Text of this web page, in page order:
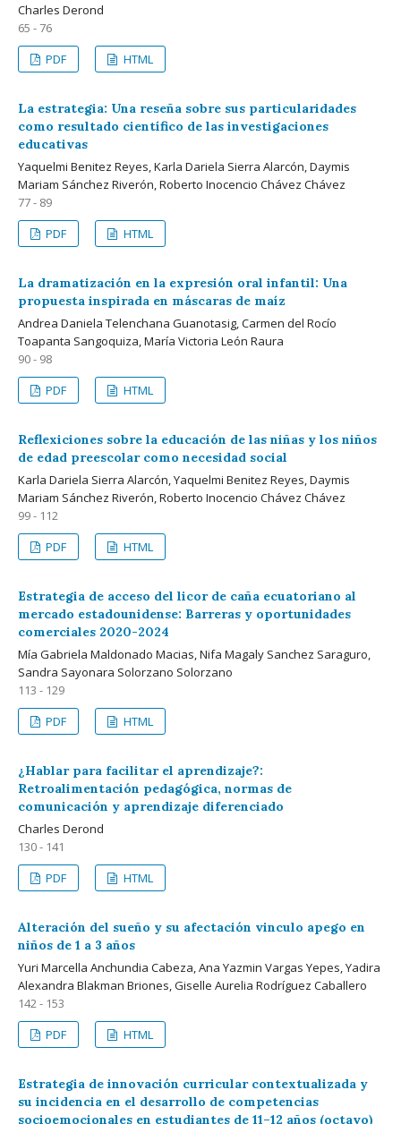
Charles Derond
65 - 76
PDF
HTML
La estrategia: Una reseña sobre sus particularidades
como resultado científico de las investigaciones
educativas
Yaquelmi Benitez Reyes, Karla Dariela Sierra Alarcón, Daymis
Mariam Sánchez Riverón, Roberto Inocencio Chávez Chávez
77 - 89
PDF
HTML
La dramatización en la expresión oral infantil: Una
propuesta inspirada en máscaras de maíz
Andrea Daniela Telenchana Guanotasig, Carmen del Rocío
Toapanta Sangoquiza, María Victoria León Raura
90 - 98
PDF
HTML
Reflexiciones sobre la educación de las niñas y los niños
de edad preescolar como necesidad social
Karla Dariela Sierra Alarcón, Yaquelmi Benitez Reyes, Daymis
Mariam Sánchez Riverón, Roberto Inocencio Chávez Chávez
99 - 112
PDF
HTML
Estrategia de acceso del licor de caña ecuatoriano al
mercado estadounidense: Barreras y oportunidades
comerciales 2020-2024
Mía Gabriela Maldonado Macias, Nifa Magaly Sanchez Saraguro,
Sandra Sayonara Solorzano Solorzano
113 - 129
PDF
HTML
¿Hablar para facilitar el aprendizaje?:
Retroalimentación pedagógica, normas de
comunicación y aprendizaje diferenciado
Charles Derond
130 - 141
PDF
HTML
Alteración del sueño y su afectación vinculo apego en
niños de 1 a 3 años
Yuri Marcella Anchundia Cabeza, Ana Yazmin Vargas Yepes, Yadira
Alexandra Blakman Briones, Giselle Aurelia Rodríguez Caballero
142 - 153
PDF
HTML
Estrategia de innovación curricular contextualizada y
su incidencia en el desarrollo de competencias
socioemocionales en estudiantes de 11–12 años (octavo)